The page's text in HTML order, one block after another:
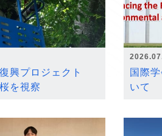
興プロジェクト
を視察
国際
いて